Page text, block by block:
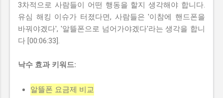
3차적으로 사람들이 어떤 행동을 할지 생각해야 합니다.
유심 해킹 이슈가 터졌다면, 사람들은 '이참에 핸드폰을
바꿔야겠다', '알뜰폰으로 넘어가야겠다'라는 생각을 합니
다 [00:06:33].
낙수 효과 키워드:
알뜰폰 요금제 비교